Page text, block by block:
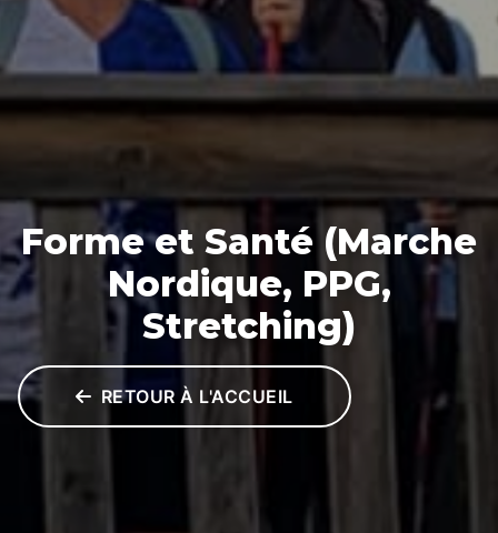
Forme et Santé (Marche
Nordique, PPG,
Stretching)
RETOUR À L'ACCUEIL